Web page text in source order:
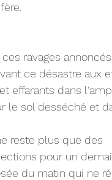
ravages annoncés,
ce désastre aux
effarants dans
le sol desséché et
reste plus que des
pour un
du matin qui ne